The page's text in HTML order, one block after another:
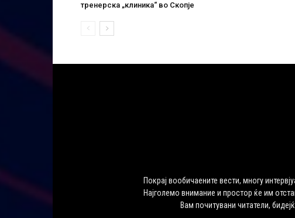
тренерска „клиника“ во Скопје
Покрај вообичаените вести, многу
Најголемо внимание и простор ќе им
Вам почитувани читатели,